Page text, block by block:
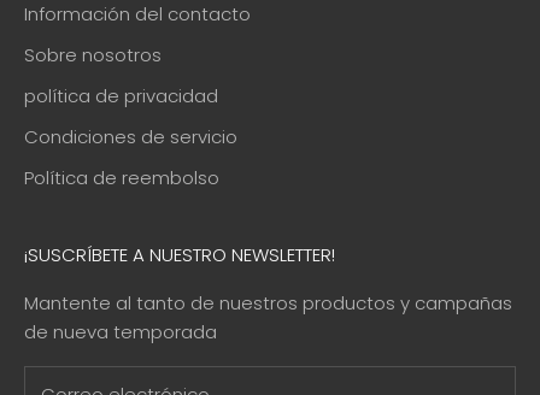
Información del contacto
Sobre nosotros
política de privacidad
Condiciones de servicio
Política de reembolso
¡SUSCRÍBETE A NUESTRO NEWSLETTER!
Mantente al tanto de nuestros productos y campañas
de nueva temporada